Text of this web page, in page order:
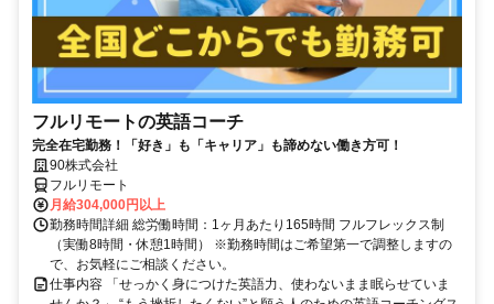
フルリモートの英語コーチ
完全在宅勤務！「好き」も「キャリア」も諦めない働き方可！
90株式会社
フルリモート
月給304,000円以上
勤務時間詳細 総労働時間：1ヶ月あたり165時間 フルフレックス制
（実働8時間・休憩1時間） ※勤務時間はご希望第一で調整しますの
で、お気軽にご相談ください。
仕事内容 「せっかく身につけた英語力、使わないまま眠らせていま